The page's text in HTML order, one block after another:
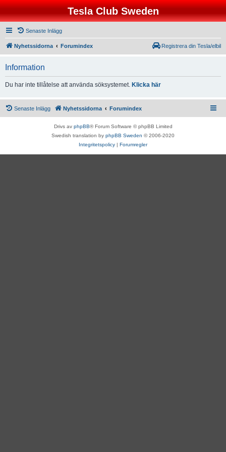
Tesla Club Sweden
Senaste Inlägg
Nyhetssidorna Forumindex Registrera din Tesla/elbil
Information
Du har inte tillåtelse att använda söksystemet. Klicka här
Senaste Inlägg Nyhetssidorna Forumindex
Drivs av phpBB® Forum Software © phpBB Limited
Swedish translation by phpBB Sweden © 2006-2020
Integritetspolicy | Forumregler